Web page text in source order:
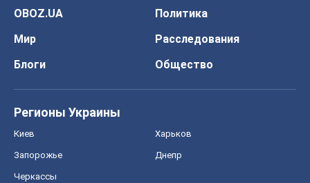
OBOZ.UA
Политика
Мир
Расследования
Блоги
Общество
Регионы Украины
Киев Харьков
Запорожье Днепр
Черкассы